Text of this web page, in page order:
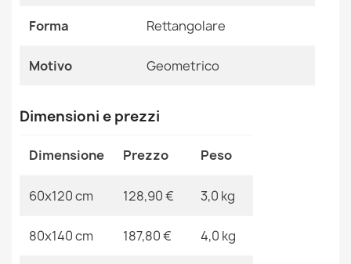
Tappeto FLUX 461.43.AE200 lana OSTA - Geometrico,
strutturato, stile loft crema / rosa
Tappeto in lana FLUX 461.93.AE120 OSTA - Righe,
Ean13
2000000119267
Forma Rettangolare
Motivo Geometrico
Dimensioni e prezzi
Dimensione Prezzo Peso
60x120 cm 128,90 € 3,0 kg
80x140 cm 187,80 € 4,0 kg